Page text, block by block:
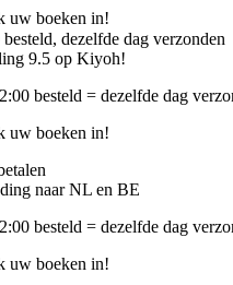
uw boeken in!
dezelfde dag verzonden
9.5 op Kiyoh!
besteld = dezelfde dag
uw boeken in!
naar NL en BE
besteld = dezelfde dag
uw boeken in!